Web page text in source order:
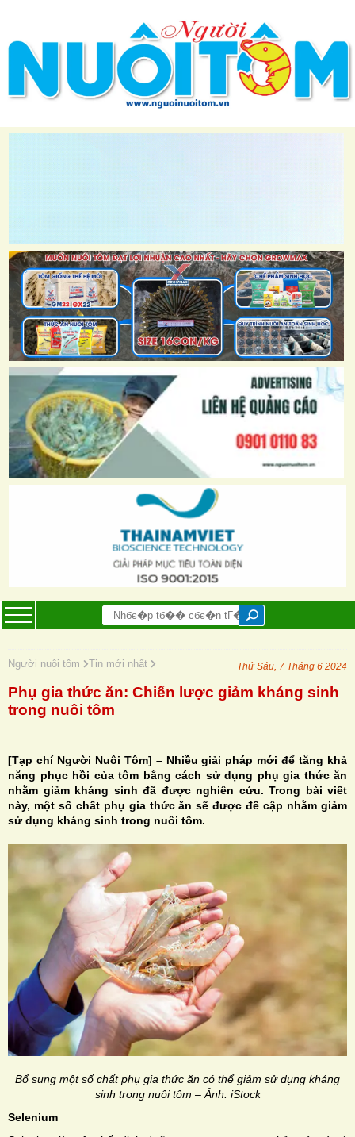
Người nuôi tôm Tin mới nhất Thứ Sáu, 7 Tháng 6 2024
Phụ gia thức ăn: Chiến lược giảm kháng sinh
trong nuôi tôm
[Tạp chí Người Nuôi Tôm] – Nhiều giải pháp mới để tăng khả
năng phục hồi của tôm bằng cách sử dụng phụ gia thức ăn
nhằm giảm kháng sinh đã được nghiên cứu. Trong bài viết
này, một số chất phụ gia thức ăn sẽ được đề cập nhằm giảm
sử dụng kháng sinh trong nuôi tôm.
Bổ sung một số chất phụ gia thức ăn có thể giảm sử dụng kháng
sinh trong nuôi tôm – Ảnh: iStock
Selenium